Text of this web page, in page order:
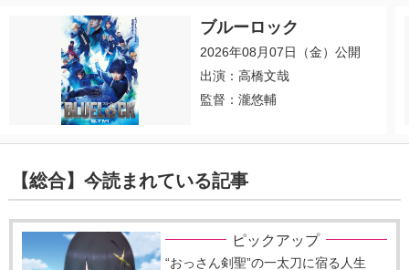
ブルーロック
2026年08月07日（金）公開
出演：高橋文哉
監督：瀧悠輔
【総合】今読まれている記事
ピックアップ
“おっさん剣聖”の一太刀に宿る人生